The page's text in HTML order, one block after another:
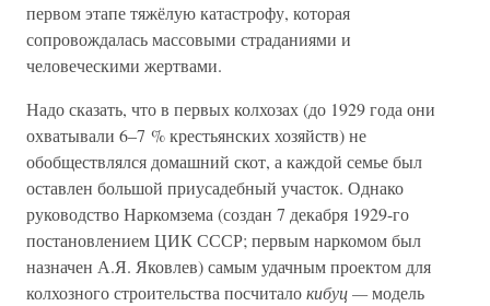
первом этапе тяжёлую катастрофу, которая
сопровождалась массовыми страданиями и
человеческими жертвами.
Надо сказать, что в первых колхозах (до 1929 года они
охватывали 6–7 % крестьянских хозяйств) не
обобществлялся домашний скот, а каждой семье был
оставлен большой приусадебный участок. Однако
руководство Наркомзема (создан 7 декабря 1929-го
постановлением ЦИК СССР; первым наркомом был
назначен А.Я. Яковлев) самым удачным проектом для
колхозного строительства посчиталокибуц —модель